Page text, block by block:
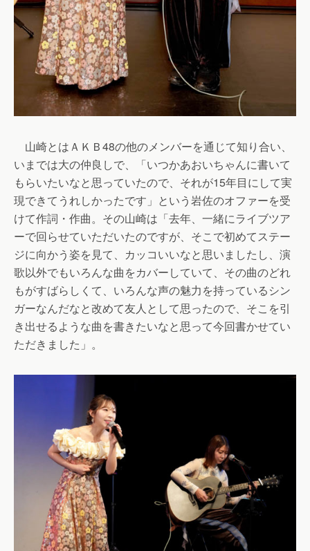
山崎とはＡＫＢ48の他のメンバーを通じて知り合い、
いまでは大の仲良しで、「いつかあおいちゃんに書いて
もらいたいなと思っていたので、それが15年目にして実
現できてうれしかったです」という岩佐のオファーを受
けて作詞・作曲。その山崎は「去年、一緒にライブツア
ーで回らせていただいたのですが、そこで初めてステー
ジに向かう姿を見て、カッコいいなと思いましたし、演
歌以外でもいろんな曲をカバーしていて、その曲のどれ
もがすばらしくて、いろんな声の魅力を持っているシン
ガーなんだなと改めて友人として思ったので、そこを引
き出せるような曲を書きたいなと思って今回書かせてい
ただきました」。